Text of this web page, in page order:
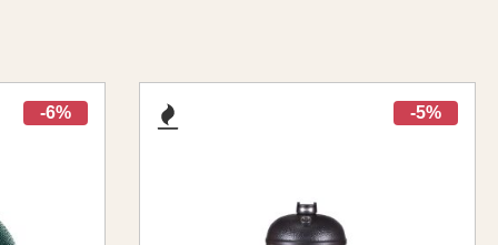
-6% -5%